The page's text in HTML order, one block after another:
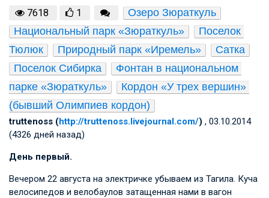
7618 1
Озеро Зюраткуль
Национальный парк «Зюраткуль»
Поселок
Тюлюк
Природный парк «Иремель»
Сатка
Поселок Сибирка
Фонтан в национальном
парке «Зюраткуль»
Кордон «У трех вершин»
(бывший Олимпиев кордон)
truttenoss (http://truttenoss.livejournal.com/) , 03.10.2014
(4326 дней назад)
День первый.
Вечером 22 августа на электричке убываем из Тагила. Куча
велосипедов и велобаулов затащенная нами в вагон